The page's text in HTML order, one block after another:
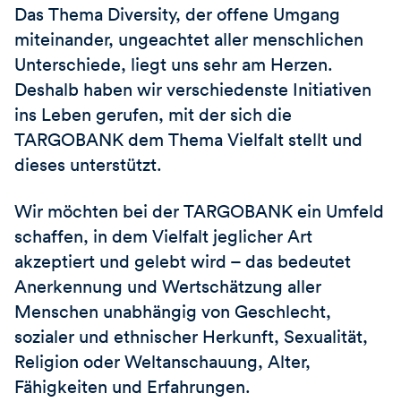
Das Thema Diversity, der offene Umgang
miteinander, ungeachtet aller menschlichen
Unterschiede, liegt uns sehr am Herzen.
Deshalb haben wir verschiedenste Initiativen
ins Leben gerufen, mit der sich die
TARGOBANKdem Thema Vielfalt stellt und
dieses unterstützt.
Wir möchten bei derTARGOBANKein Umfeld
schaffen, in dem Vielfalt jeglicher Art
akzeptiert und gelebt wird – das bedeutet
Anerkennung und Wertschätzung aller
Menschen unabhängig von Geschlecht,
sozialer und ethnischer Herkunft, Sexualität,
Religion oder Weltanschauung, Alter,
Fähigkeiten und Erfahrungen.